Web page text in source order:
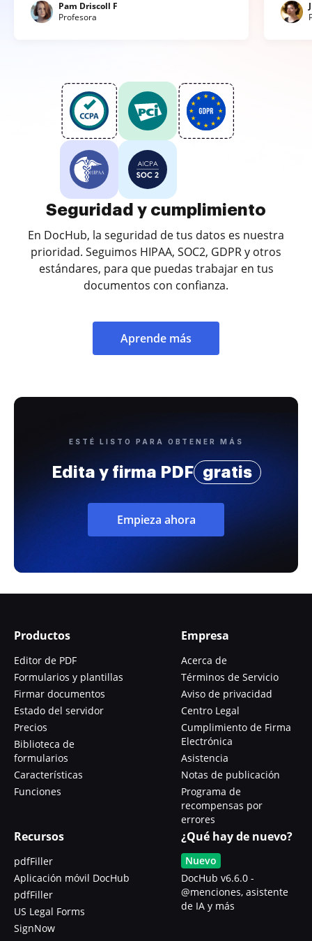
Pam Driscoll F
Profesora
Seguridad y cumplimiento
En DocHub, la seguridad de tus datos es nuestra
prioridad. Seguimos HIPAA, SOC2, GDPR y otros
estándares, para que puedas trabajar en tus
documentos con confianza.
Aprende más
ESTÉ LISTO PARA OBTENER MÁS
Edita y firma PDF gratis
Empieza ahora
Productos
Editor de PDF
Formularios y plantillas
Firmar documentos
Estado del servidor
Precios
Biblioteca de
formularios
Características
Funciones
Empresa
Acerca de
Términos de Servicio
Aviso de privacidad
Centro Legal
Cumplimiento de Firma
Electrónica
Asistencia
Notas de publicación
Programa de
recompensas por
errores
Recursos
pdfFiller
Aplicación móvil DocHub
pdfFiller
US Legal Forms
SignNow
¿Qué hay de nuevo?
Nuevo
DocHub v6.6.0 -
@menciones, asistente
de IA y más